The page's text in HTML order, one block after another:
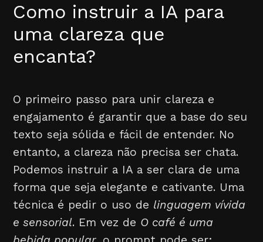
Como instruir a IA para
uma clareza que
encanta?
O primeiro passo para unir clareza e
engajamento é garantir que a base do seu
texto seja sólida e fácil de entender. No
entanto, a clareza não precisa ser chata.
Podemos instruir a IA a ser clara de uma
forma que seja elegante e cativante. Uma
técnica é pedir o uso de linguagem vívida
e sensorial. Em vez de O café é uma